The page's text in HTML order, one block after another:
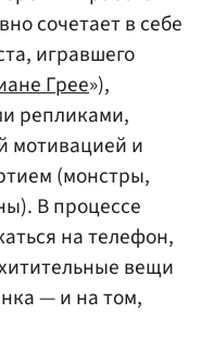
сочетает в себе
игравшего
Грее»),
репликами,
мотивацией и
(монстры,
В процессе
на телефон,
вещи
— и на том,